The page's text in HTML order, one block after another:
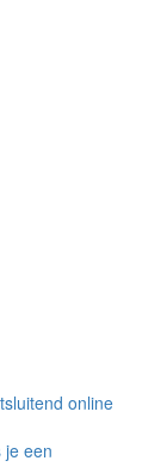
online
je een